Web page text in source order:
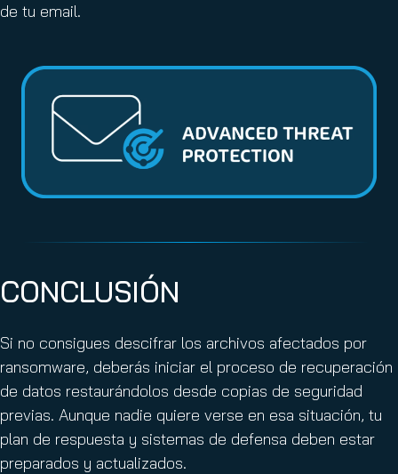
de tu email.
CONCLUSIÓN
Si no consigues descifrar los archivos afectados por
ransomware, deberás iniciar el proceso de recuperación
de datos restaurándolos desde copias de seguridad
previas. Aunque nadie quiere verse en esa situación, tu
plan de respuesta y sistemas de defensa deben estar
preparados y actualizados.